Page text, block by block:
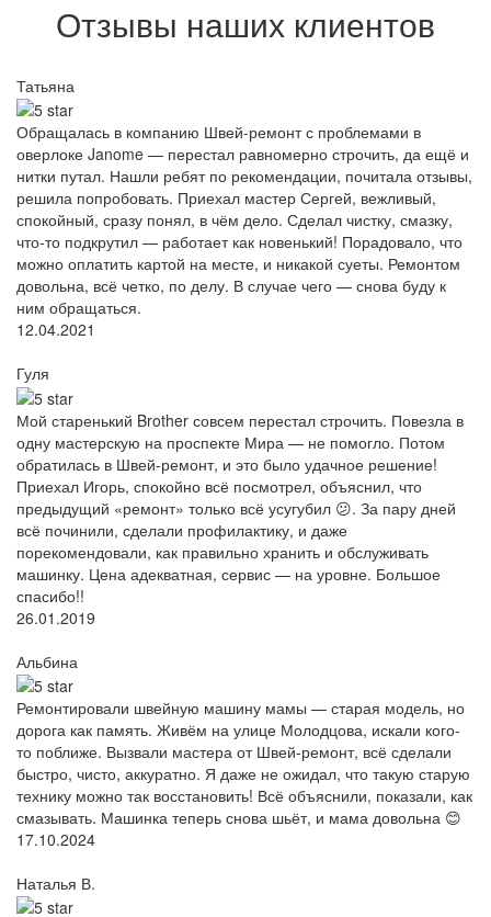
Отзывы наших клиентов
Татьяна
Обращалась в компанию Швей-ремонт с проблемами в
оверлоке Janome — перестал равномерно строчить, да ещё и
нитки путал. Нашли ребят по рекомендации, почитала отзывы,
решила попробовать. Приехал мастер Сергей, вежливый,
спокойный, сразу понял, в чём дело. Сделал чистку, смазку,
что-то подкрутил — работает как новенький! Порадовало, что
можно оплатить картой на месте, и никакой суеты. Ремонтом
довольна, всё четко, по делу. В случае чего — снова буду к
ним обращаться.
12.04.2021
Гуля
Мой старенький Brother совсем перестал строчить. Повезла в
одну мастерскую на проспекте Мира — не помогло. Потом
обратилась в Швей-ремонт, и это было удачное решение!
Приехал Игорь, спокойно всё посмотрел, объяснил, что
предыдущий «ремонт» только всё усугубил 😕. За пару дней
всё починили, сделали профилактику, и даже
порекомендовали, как правильно хранить и обслуживать
машинку. Цена адекватная, сервис — на уровне. Большое
спасибо!!
26.01.2019
Альбина
Ремонтировали швейную машину мамы — старая модель, но
дорога как память. Живём на улице Молодцова, искали кого-
то поближе. Вызвали мастера от Швей-ремонт, всё сделали
быстро, чисто, аккуратно. Я даже не ожидал, что такую старую
технику можно так восстановить! Всё объяснили, показали, как
смазывать. Машинка теперь снова шьёт, и мама довольна 😊
17.10.2024
Наталья В.